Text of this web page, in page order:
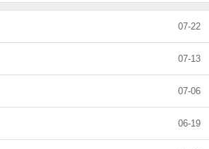
07-22
07-13
07-06
06-19